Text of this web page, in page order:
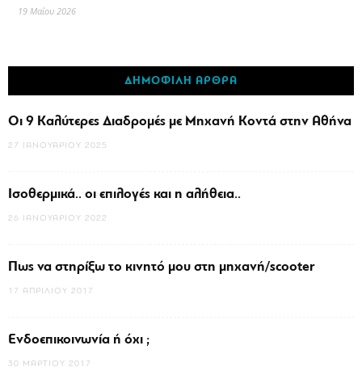
19 Μαΐου 2026
ΔΗΜΟΦΙΛΗ ΑΡΘΡΑ
Οι 9 Καλύτερες Διαδρομές με Μηχανή Κοντά στην Αθήνα
27 ΙΑΝΟΥΑΡΊΟΥ 2025
Ισοθερμικά.. οι επιλογές και η αλήθεια..
26 ΙΑΝΟΥΑΡΊΟΥ 2022
Πως να στηρίξω το κινητό μου στη μηχανή/scooter
17 ΑΠΡΙΛΊΟΥ 2017
Ενδοεπικοινωνία ή όχι ;
30 ΜΑΡΤΊΟΥ 2017